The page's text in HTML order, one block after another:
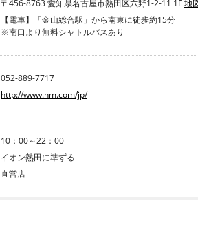
〒456-8763 愛知県名古屋市熱田区六野1-2-11 1F地
【電車】「金山総合駅」から南東に徒歩約15分
※南口より無料シャトルバスあり
052-889-7717
http://www.hm.com/jp/
10：00～22：00
イオン熱田に準ずる
直営店